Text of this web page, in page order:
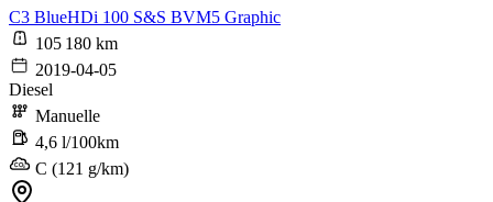
C3 BlueHDi 100 S&S BVM5 Graphic
105 180 km
2019-04-05
Diesel
Manuelle
4,6 l/100km
C (121 g/km)